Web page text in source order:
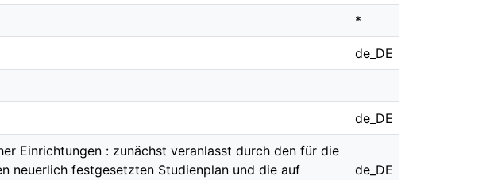
*
de_DE
de_DE
Einrichtungen : zunächst veranlasst durch den für die
neuerlich festgesetzten Studienplan und die auf
de_DE